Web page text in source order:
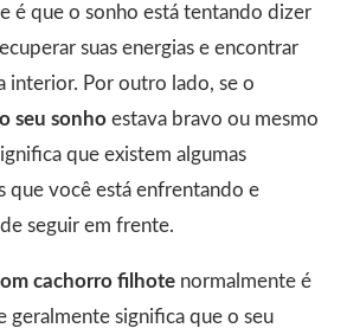
é que o sonho está tentando dizer
suas energias e encontrar
interior. Por outro lado, se o
seu sonho estava bravo ou mesmo
que existem algumas
que você está enfrentando e
seguir em frente.
cachorro filhote normalmente é
geralmente significa que o seu